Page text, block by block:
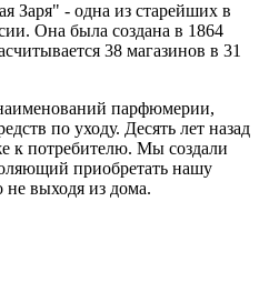
Заря" - одна из старейших в
Она была создана в 1864
38 магазинов в 31
парфюмерии,
по уходу. Десять лет назад
к потребителю. Мы создали
приобретать нашу
выходя из дома.